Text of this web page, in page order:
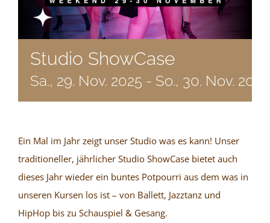
Studio ShowCase
Sa., 29. Nov. 2025 - So., 30. Nov. 2025
Ein Mal im Jahr zeigt unser Studio was es kann! Unser
traditioneller, jährlicher Studio ShowCase bietet auch
dieses Jahr wieder ein buntes Potpourri aus dem was in
unseren Kursen los ist – von Ballett, Jazztanz und
HipHop bis zu Schauspiel & Gesang.